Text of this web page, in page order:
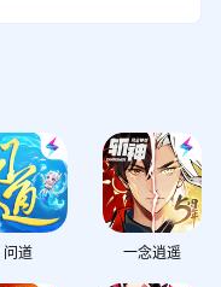
问道 一念逍遥